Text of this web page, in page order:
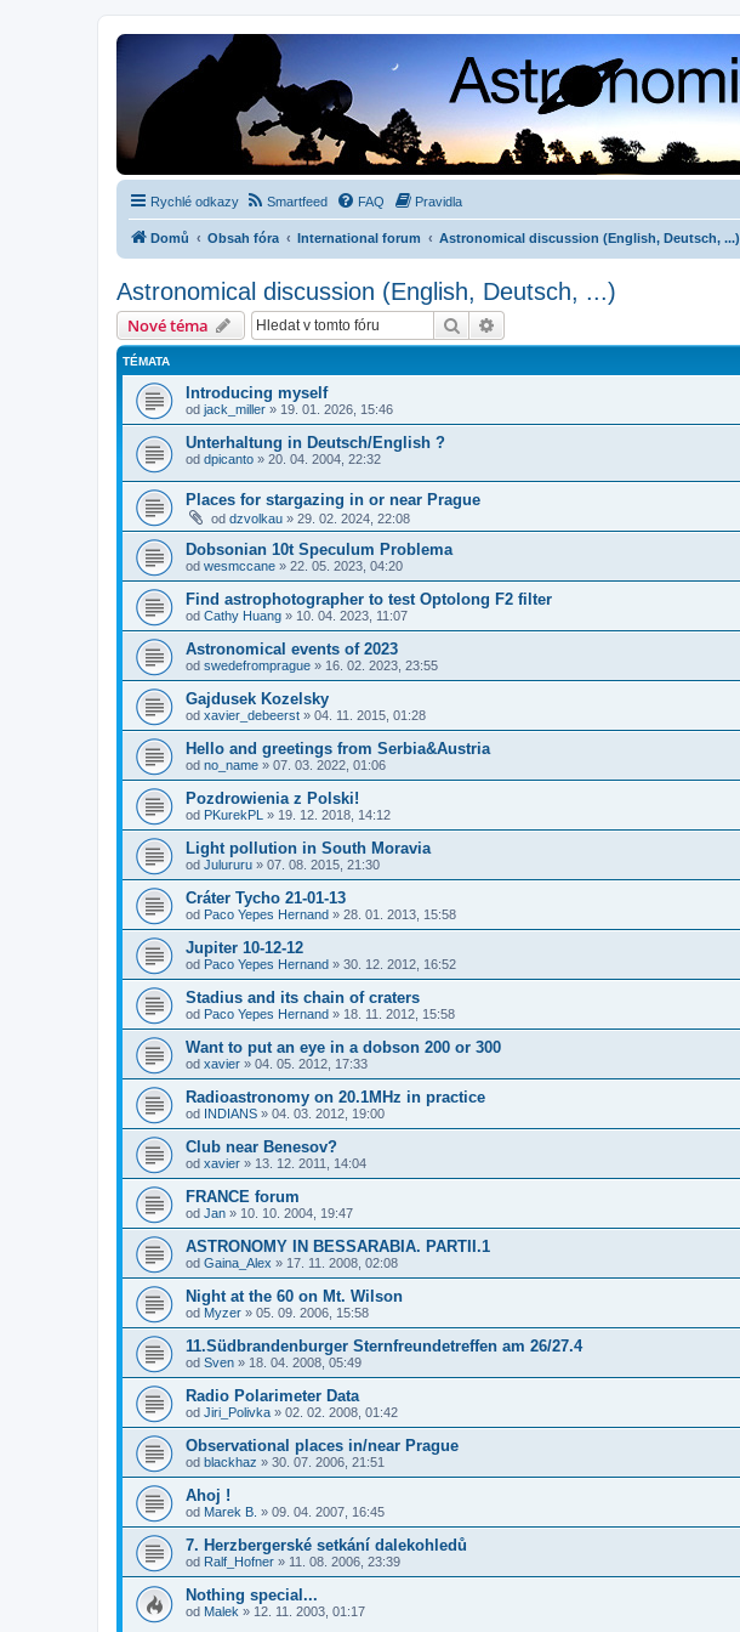
Rychlé odkazy Smartfeed FAQ Pravidla
Domů Obsah fóra International forum Astronomical discussion (English, Deutsch, ...)
Astronomical discussion (English, Deutsch, ...)
Nové téma Hledat
TÉMATA
Introducing myself
od jack_miller » 19. 01. 2026, 15:46
Unterhaltung in Deutsch/English ?
od dpicanto » 20. 04. 2004, 22:32
Places for stargazing in or near Prague
od dzvolkau » 29. 02. 2024, 22:08
Dobsonian 10t Speculum Problema
od wesmccane » 22. 05. 2023, 04:20
Find astrophotographer to test Optolong F2 filter
od Cathy Huang » 10. 04. 2023, 11:07
Astronomical events of 2023
od swedefromprague » 16. 02. 2023, 23:55
Gajdusek Kozelsky
od xavier_debeerst » 04. 11. 2015, 01:28
Hello and greetings from Serbia&Austria
od no_name » 07. 03. 2022, 01:06
Pozdrowienia z Polski!
od PKurekPL » 19. 12. 2018, 14:12
Light pollution in South Moravia
od Julururu » 07. 08. 2015, 21:30
Cráter Tycho 21-01-13
od Paco Yepes Hernand » 28. 01. 2013, 15:58
Jupiter 10-12-12
od Paco Yepes Hernand » 30. 12. 2012, 16:52
Stadius and its chain of craters
od Paco Yepes Hernand » 18. 11. 2012, 15:58
Want to put an eye in a dobson 200 or 300
od xavier » 04. 05. 2012, 17:33
Radioastronomy on 20.1MHz in practice
od INDIANS » 04. 03. 2012, 19:00
Club near Benesov?
od xavier » 13. 12. 2011, 14:04
FRANCE forum
od Jan » 10. 10. 2004, 19:47
ASTRONOMY IN BESSARABIA. PARTII.1
od Gaina_Alex » 17. 11. 2008, 02:08
Night at the 60 on Mt. Wilson
od Myzer » 05. 09. 2006, 15:58
11.Südbrandenburger Sternfreundetreffen am 26/27.4
od Sven » 18. 04. 2008, 05:49
Radio Polarimeter Data
od Jiri_Polivka » 02. 02. 2008, 01:42
Observational places in/near Prague
od blackhaz » 30. 07. 2006, 21:51
Ahoj !
od Marek B. » 09. 04. 2007, 16:45
7. Herzbergerské setkání dalekohledů
od Ralf_Hofner » 11. 08. 2006, 23:39
Nothing special...
od Malek » 12. 11. 2003, 01:17